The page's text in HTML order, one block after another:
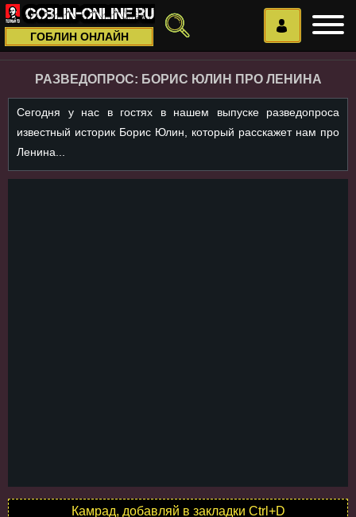
ГОБЛИН ОНЛАЙН
РАЗВЕДОПРОС: БОРИС ЮЛИН ПРО ЛЕНИНА
Сегодня у нас в гостях в нашем выпуске разведопроса
известный историк Борис Юлин, который расскажет нам про
Ленина...
Камрад, добавляй в закладки Ctrl+D